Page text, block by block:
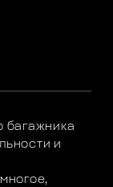
багажника
и